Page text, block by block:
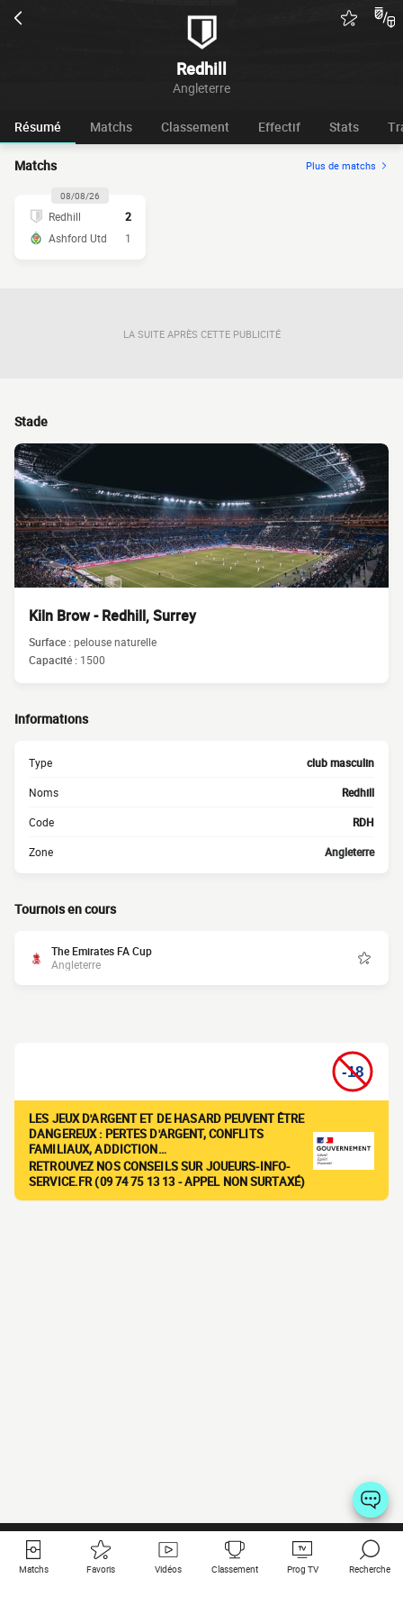
Redhill
Angleterre
Résumé Matchs Classement Effectif Stats
Matchs Plus de matchs
08/08/26
Redhill
2
Ashford Utd
1
LA SUITE APRÈS CETTE PUBLICITÉ
Stade
Kiln Brow - Redhill, Surrey
Surface :pelouse naturelle
Capacité : 1500
Informations
Type club masculin
Noms Redhill
Code RDH
Zone Angleterre
Tournois en cours
The Emirates FA Cup
Angleterre
LES JEUX D'ARGENT ET DE HASARD PEUVENT ÊTRE
DANGEREUX : PERTES D'ARGENT, CONFLITS
FAMILIAUX, ADDICTION…
RETROUVEZ NOS CONSEILS SUR JOUEURS-INFO-
SERVICE.FR (09 74 75 13 13 - APPEL NON SURTAXÉ)
Matchs Favoris Vidéos Classement Prog TV Recherche